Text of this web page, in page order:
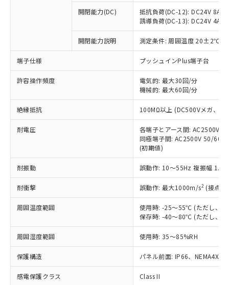
開閉能力(DC)
抵抗負荷(DC-12): DC24V 8A/
誘導負荷(DC-13): DC24V 4A/
開閉能力説明 測定条件: 周囲温度 20±2℃、
端子仕様 プッシュインPlus端子台
許容操作頻度
電気的: 最大30回/分
機械的: 最大60回/分
絶縁抵抗 100MΩ以上 (DC500Vメガ、点
耐電圧
各端子とアース間: AC2500V
同極端子間: AC2500V 50/
(初期値)
耐振動 誤動作: 10～55Hz 複振幅
耐衝撃 誤動作: 最大1000m/s2 (接点
周囲温度範囲
使用時: -25～55℃ (ただし、氷
保存時: -40～80℃ (ただし、氷
周囲湿度範囲 使用時: 35～85%RH
保護構造 パネル前面: IP66、NEMA4X,
感電保護クラス Class II
ことをご了承ください。
在庫状況および標準価格照会結果は、
記載している更新日時点での社内デー
タに基づき作成されるものであり、閲
覧された時点での実際の在庫および標
準価格とは異なる場合があることをご
正式な納期状況および標準価格はお客
様のお取引先、またはお客様担当のオ
ムロン制御機器販売店・当社販売員に
オムロン制御機器販売店や当社販売拠
販売ネットワーク
」をご確認
在庫状況および標準価格結果を当社の
事前の承諾なく第三者に漏洩または開
示しないようお願いします。
マイパーツ機能（部品リスト作成サー
ビス）をご利用いただくには、I-Web
メンバーズにご登録されている必要が
お客様が当ウェブサイト上で当社にご
登録された部品リストについて、当社
および当社の共同利用者が、当社の製
品・サービスに関するお客様との取
引・商談に必要な範囲で利用すること
いたものが、含有品と判明した場合などや
むを得ず変更することがあります。
*EU RoHS指令（10物質）：
鉛(Pb) 1000ppm以下、 水銀(Hg) 1000ppm以下、 カド
六価クロム(Cr(Ⅵ)) 1000ppm以下、ポリ臭化ビフェニル
類(PBB) 1000ppm以下、ポリ臭化ジフェニルエーテル類
(PBDE) 1000ppm以下、フタル酸ビス(2-エチルヘキシ
ル) (DEHP)(別名：DOP) 1000ppm以下、フタル酸ブチ
ルベンジル（BBP） 1000ppm以下、フタル酸ジブチル
（DBP） 1000ppm以下、フタル酸ジイソブチル
(DIBP) 1000ppm以下
但し、RoHS指令で産業用監視および制御機器に対する
フタル酸エステル類の４物質については閾値を超える意
図的な使用がないことを確認しています。
部品在庫の切り替え状況などにより、予定
月が前後することがあります。
※3 非含有証明書ダウンロード
下記の非含有証明書をダウンロードするこ
とができます。
基準値を超えていることを示します。
「－」：未確認です。当社販売部門へお問
ム) : 100ppm、
Cr(Ⅵ)(六価クロム) : 1000ppm、 PBBs(ポリ臭化ビフェ
ニル類) : 1000ppm、 PBDEs(ポリ臭化ジフェニルエーテ
ル類) : 1000ppm、
DBP(フタル酸ジブチル) : 1000ppm、 DIBP(フタル酸ジ
イソブチル) : 1000ppm、 BBP(フタル酸ブチルベンジ
ル) : 1000ppm、
DEHP(フタル酸ビス(2-エチルヘキシル)) : 1000ppm
「ｅ」：有害物質（10物質）のすべてが基
準値以下であることを示します。
「10」：通常の使用状況下において有害物
質が外部に漏えいし、環境に深刻な影響を
及ぼさない年数を意味します。
「－」：未確認です。当社販売部門へお問
い合わせください。
当社は、これら貴社製品のうち、外国
為替および外国貿易法に定める商品
（以下｢規制貨物等」という）を輸出
または国外への提供する場合は、日本
国政府の輸出許可(または役務取引許
可)を取得するなどの必要な手続きを
当社は規制貨物を破棄する場合は、完
全に破砕するなど、違法に輸出されな
いよう必要な手段を講じます。
当社は貴社製品を、核兵器、ミサイ
ル、化学兵器、生物兵器またはその他
武器並びにこれらの製造装置等に一切
当社は、貴社製品を第三者に販売する
場合は、上記1、2および3の内容を当
該第三者に通知します。また当社は、
販売先および販売に係わる関係者が違
法に輸出するおそれがある場合は、取
り引きをいたしません。
キャンセル
説明
○ 一定数以上の在庫あり
一定数には満たないが在庫あり
在庫なし(最新の在庫状況につ
いては、お客様のお取引先、ま
たはお客様担当のオムロン制御
機器販売店・当社販売員にご確
白
受注生産機種、また在庫状況の
情報を公開していない機種